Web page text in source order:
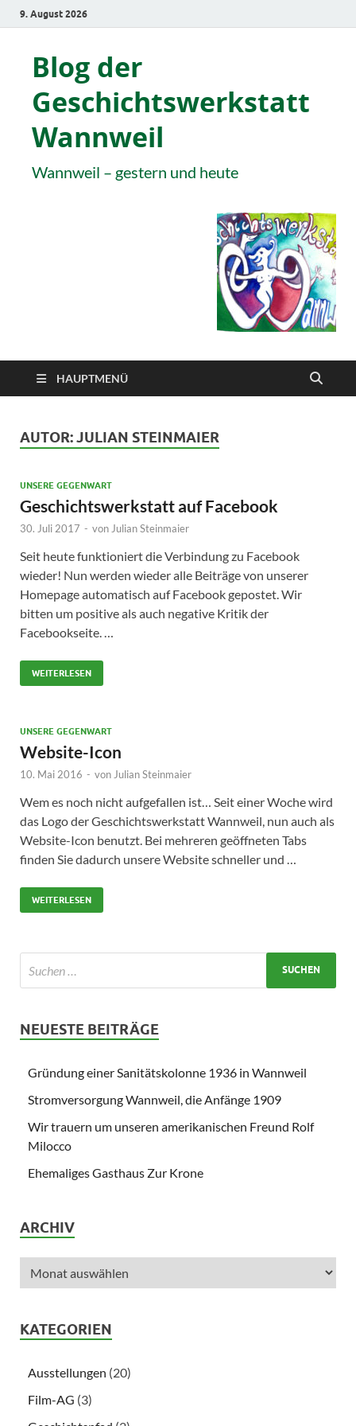
9. August 2026
Blog der
Geschichtswerkstatt
Wannweil
Wannweil – gestern und heute
HAUPTMENÜ
AUTOR:JULIAN STEINMAIER
UNSERE GEGENWART
Geschichtswerkstatt auf Facebook
30. Juli 2017 - von Julian Steinmaier
Seit heute funktioniert die Verbindung zu Facebook
wieder! Nun werden wieder alle Beiträge von unserer
Homepage automatisch auf Facebook gepostet. Wir
bitten um positive als auch negative Kritik der
Facebookseite. …
WEITERLESEN
UNSERE GEGENWART
Website-Icon
10. Mai 2016 - von Julian Steinmaier
Wem es noch nicht aufgefallen ist… Seit einer Woche wird
das Logo der Geschichtswerkstatt Wannweil, nun auch als
Website-Icon benutzt. Bei mehreren geöffneten Tabs
finden Sie dadurch unsere Website schneller und …
WEITERLESEN
NEUESTE BEITRÄGE
Gründung einer Sanitätskolonne 1936 in Wannweil
Stromversorgung Wannweil, die Anfänge 1909
Wir trauern um unseren amerikanischen Freund Rolf
Milocco
Ehemaliges Gasthaus Zur Krone
ARCHIV
KATEGORIEN
Ausstellungen (20)
Film-AG (3)